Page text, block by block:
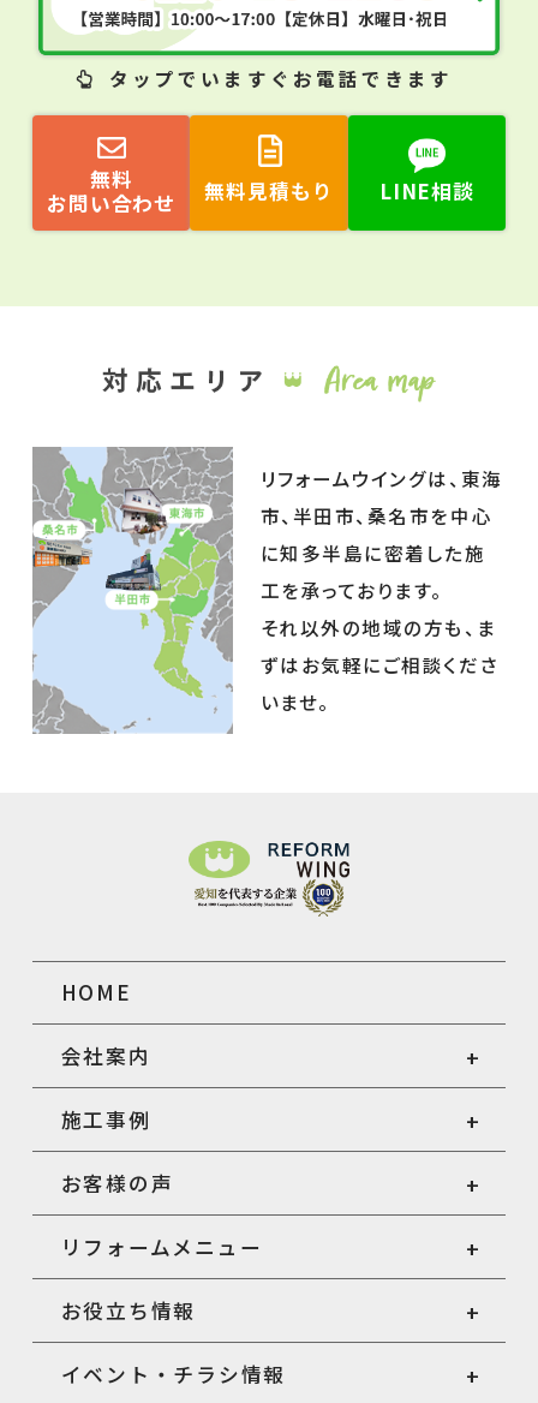
タップでいますぐお電話できます
無料
お問い合わせ
無料見積もり LINE相談
リフォームウイングは、東海
市、半田市、桑名市を中心
に知多半島に密着した施
工を承っております。
それ以外の地域の方も、ま
ずはお気軽にご相談くださ
いませ。
HOME
会社案内
施工事例
お客様の声
リフォームメニュー
お役立ち情報
イベント・チラシ情報